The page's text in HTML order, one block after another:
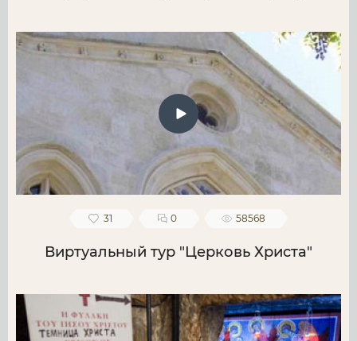
31 0 58568
Виртуальный тур "Церковь Христа"